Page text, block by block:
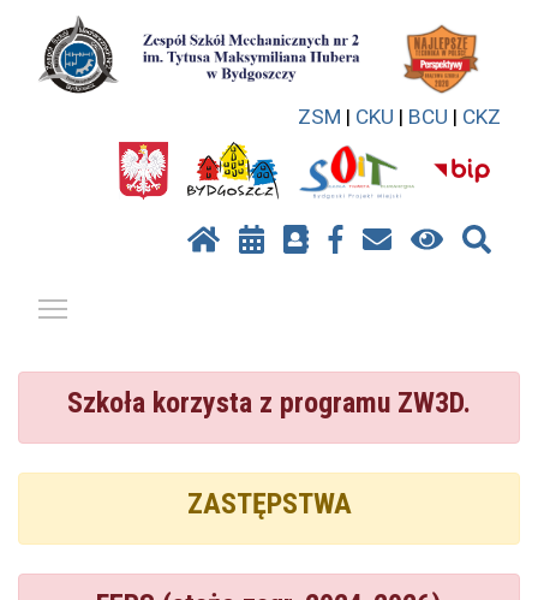
ZSM | CKU | BCU | CKZ
Szkoła korzysta z programu ZW3D.
ZASTĘPSTWA